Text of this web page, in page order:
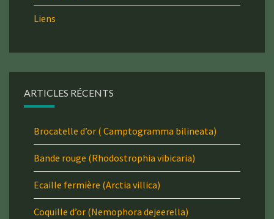
Liens
ARTICLES RÉCENTS
Brocatelle d’or ( Camptogramma bilineata)
Bande rouge (Rhodostrophia vibicaria)
Ecaille fermière (Arctia villica)
Coquille d’or (Nemophora dejeerella)